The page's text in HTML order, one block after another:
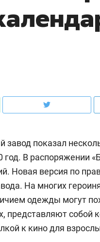
показал
год. В распоряжении
Новая версия по
На многих
одежды могут
представляют
к кино для
чем интересен Оман?
рок-концерт
с чак-чаком: как
прошла
Героев»